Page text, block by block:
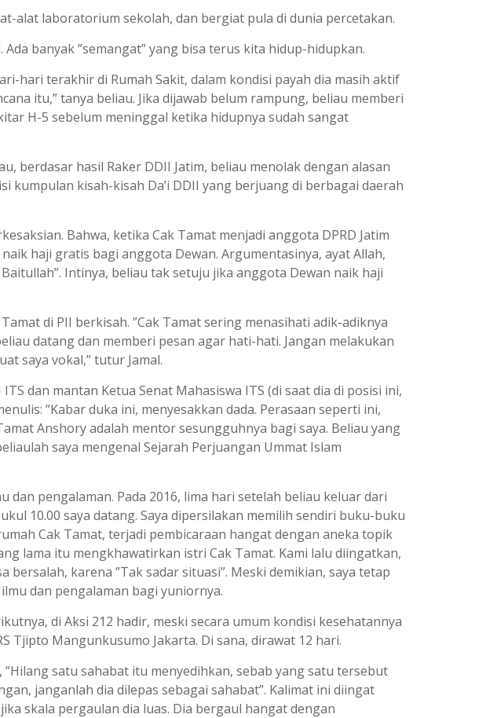
alat laboratorium sekolah, dan bergiat pula di dunia percetakan.
banyak ”semangat” yang bisa terus kita hidup-hidupkan.
hari terakhir di Rumah Sakit, dalam kondisi payah dia masih aktif
itu,” tanya beliau. Jika dijawab belum rampung, beliau memberi
H-5 sebelum meninggal ketika hidupnya sudah sangat
berdasar hasil Raker DDII Jatim, beliau menolak dengan alasan
kisah-kisah Da’i DDII yang berjuang di berbagai daerah
Bahwa, ketika Cak Tamat menjadi anggota DPRD Jatim
haji gratis bagi anggota Dewan. Argumentasinya, ayat Allah,
Intinya, beliau tak setuju jika anggota Dewan naik haji
di PII berkisah. ”Cak Tamat sering menasihati adik-adiknya
datang dan memberi pesan agar hati-hati. Jangan melakukan
saya vokal,” tutur Jamal.
dan mantan Ketua Senat Mahasiswa ITS (di saat dia di posisi ini,
”Kabar duka ini, menyesakkan dada. Perasaan seperti ini,
Anshory adalah mentor sesungguhnya bagi saya. Beliau yang
saya mengenal Sejarah Perjuangan Ummat Islam
pengalaman. Pada 2016, lima hari setelah beliau keluar dari
10.00 saya datang. Saya dipersilakan memilih sendiri buku-buku
Cak Tamat, terjadi pembicaraan hangat dengan aneka topik
lama itu mengkhawatirkan istri Cak Tamat. Kami lalu diingatkan,
karena ”Tak sadar situasi”. Meski demikian, saya tetap
dan pengalaman bagi yuniornya.
di Aksi 212 hadir, meski secara umum kondisi kesehatannya
Tjipto Mangunkusumo Jakarta. Di sana, dirawat 12 hari.
satu sahabat itu menyedihkan, sebab yang satu tersebut
janganlah dia dilepas sebagai sahabat”. Kalimat ini diingat
skala pergaulan dia luas. Dia bergaul hangat dengan